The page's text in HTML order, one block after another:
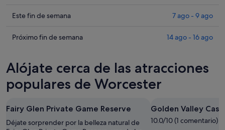
Worcester
esta
ago
7
precios
Worcester
por
noche,
ago
-
Comprueba
precios
para
fin
semana,
7
Este fin de semana 7 ago - 9 ago
Comprueba
en
Worcester
para
próximo
fin
Próximo fin de semana 14 ago - 16 ago
Alójate cerca de las atracciones
populares de Worcester
Fairy Glen Private Game Reserve
Déjate sorprender por la belleza natural de
Golden Valley
10.0/10 (1 comentario)